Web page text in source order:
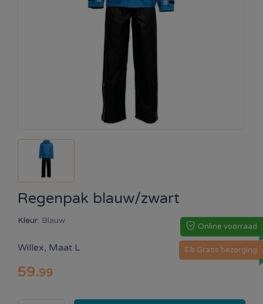
Regenpak blauw/zwart
Kleur: Blauw
Online voorraad
Willex, Maat L Gratis bezorging
59.99